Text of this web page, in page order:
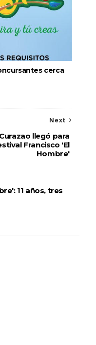
cerca
Next
llegó para
Francisco 'El
Hombre'
11 años, tres